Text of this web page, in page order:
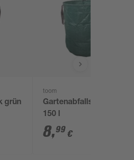
grün
toom
Gartenabfallsack grün
150 l
8,99 €